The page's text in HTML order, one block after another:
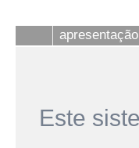
apresentação
Este